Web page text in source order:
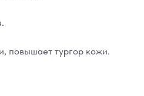
повышает тургор кожи.